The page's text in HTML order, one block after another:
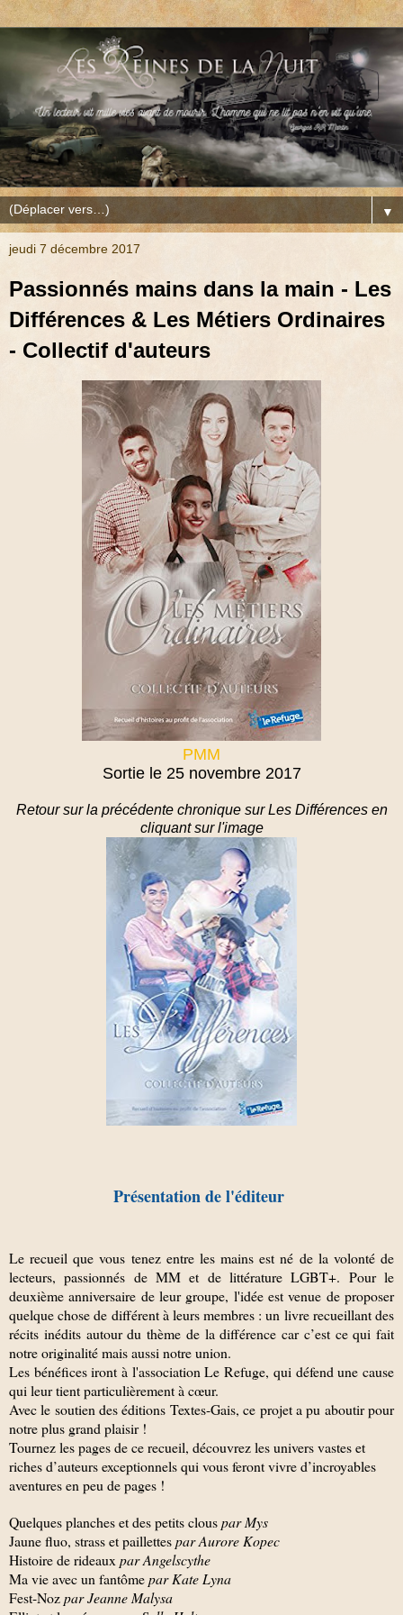
▼
jeudi 7 décembre 2017
Passionnés mains dans la main - Les
Différences & Les Métiers Ordinaires
- Collectif d'auteurs
PMM
Sortie le 25 novembre 2017
Retour sur la précédente chronique sur Les Différences en
cliquant sur l'image
Présentation de l'éditeur
Le recueil que vous tenez entre les mains est né de la volonté de
lecteurs, passionnés de MM et de littérature LGBT+. Pour le
deuxième anniversaire de leur groupe, l'idée est venue de proposer
quelque chose de différent à leurs membres : un livre recueillant des
récits inédits autour du thème de la différence car c’est ce qui fait
notre originalité mais aussi notre union.
Les bénéfices iront à l'association Le Refuge, qui défend une cause
qui leur tient particulièrement à cœur.
Avec le soutien des éditions Textes-Gais, ce projet a pu aboutir pour
notre plus grand plaisir !
Tournez les pages de ce recueil, découvrez les univers vastes et
riches d’auteurs exceptionnels qui vous feront vivre d’incroyables
aventures en peu de pages !
Quelques planches et des petits clouspar Mys
Jaune fluo, strass et paillettespar Aurore Kopec
Histoire de rideaux par Angelscythe
Ma vie avec un fantômepar Kate Lyna
Fest-Nozpar Jeanne Malysa